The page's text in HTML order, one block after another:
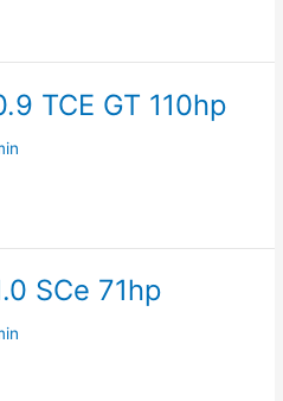
TCE GT 110hp
SCe 71hp